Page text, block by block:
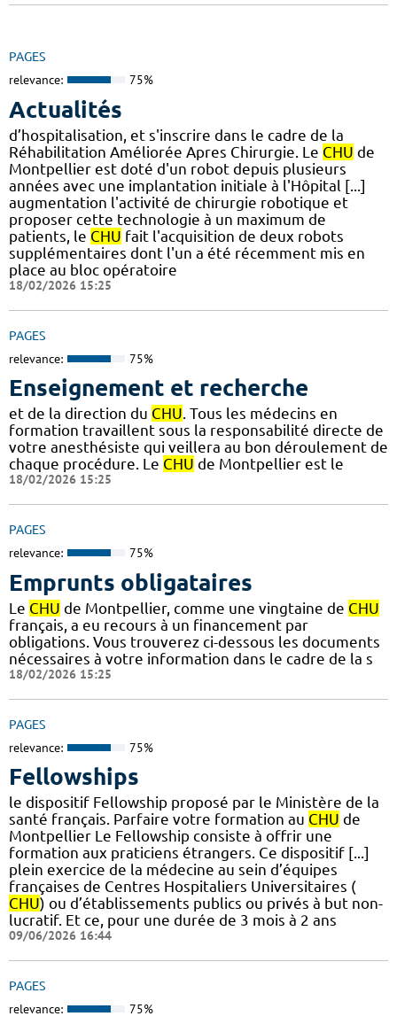
PAGES
relevance: 75%
Actualités
d’hospitalisation, et s'inscrire dans le cadre de la
Réhabilitation Améliorée Apres Chirurgie. Le CHU de
Montpellier est doté d'un robot depuis plusieurs
années avec une implantation initiale à l'Hôpital [...]
augmentation l'activité de chirurgie robotique et
proposer cette technologie à un maximum de
patients, le CHU fait l'acquisition de deux robots
supplémentaires dont l'un a été récemment mis en
place au bloc opératoire
18/02/2026 15:25
PAGES
relevance: 75%
Enseignement et recherche
et de la direction du CHU. Tous les médecins en
formation travaillent sous la responsabilité directe de
votre anesthésiste qui veillera au bon déroulement de
chaque procédure. Le CHU de Montpellier est le
18/02/2026 15:25
PAGES
relevance: 75%
Emprunts obligataires
Le CHU de Montpellier, comme une vingtaine de CHU
français, a eu recours à un financement par
obligations. Vous trouverez ci-dessous les documents
nécessaires à votre information dans le cadre de la s
18/02/2026 15:25
PAGES
relevance: 75%
Fellowships
le dispositif Fellowship proposé par le Ministère de la
santé français. Parfaire votre formation au CHU de
Montpellier Le Fellowship consiste à offrir une
formation aux praticiens étrangers. Ce dispositif [...]
plein exercice de la médecine au sein d’équipes
françaises de Centres Hospitaliers Universitaires (
CHU) ou d’établissements publics ou privés à but non-
lucratif. Et ce, pour une durée de 3 mois à 2 ans
09/06/2026 16:44
PAGES
relevance: 75%